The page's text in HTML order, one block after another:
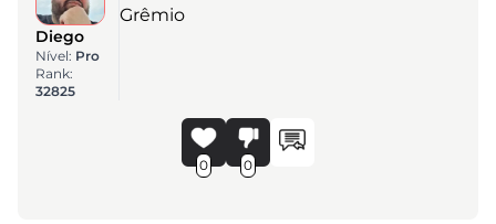
Diego
Nível: Pro
Rank:
32825
Grêmio
0 0